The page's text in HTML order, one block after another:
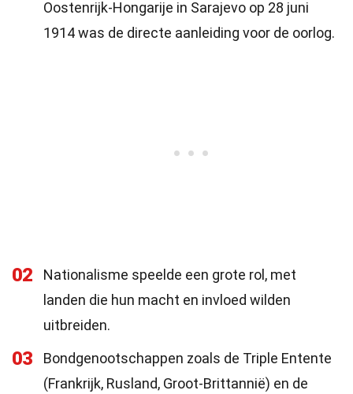
Oostenrijk-Hongarije in Sarajevo op 28 juni
1914 was de directe aanleiding voor de oorlog.
02
Nationalisme speelde een grote rol, met
landen die hun macht en invloed wilden
uitbreiden.
03
Bondgenootschappen zoals de Triple Entente
(Frankrijk, Rusland, Groot-Brittannië) en de